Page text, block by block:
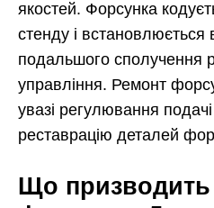
якостей. Форсунка
стенду і встановлюється
подальшого сполучення
управління. Ремонт
увазі регулювання
реставрацію деталей
Що